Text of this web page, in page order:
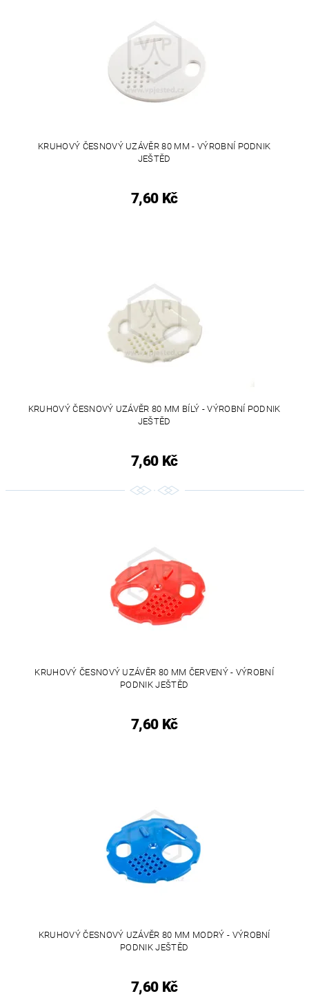
KRUHOVÝ ČESNOVÝ UZÁVĚR 80 MM - VÝROBNÍ PODNIK
JEŠTĚD
7,60 Kč
KRUHOVÝ ČESNOVÝ UZÁVĚR 80 MM BÍLÝ - VÝROBNÍ PODNIK
JEŠTĚD
7,60 Kč
KRUHOVÝ ČESNOVÝ UZÁVĚR 80 MM ČERVENÝ - VÝROBNÍ
PODNIK JEŠTĚD
7,60 Kč
KRUHOVÝ ČESNOVÝ UZÁVĚR 80 MM MODRÝ - VÝROBNÍ
PODNIK JEŠTĚD
7,60 Kč